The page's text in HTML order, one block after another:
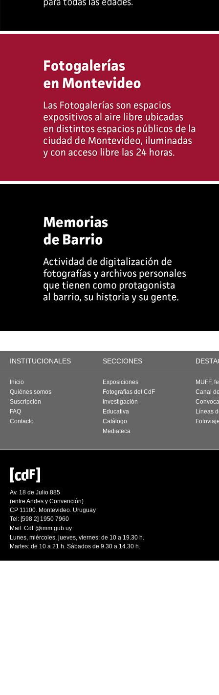
INSTITUCIONALES SECCIONES
Inicio
Quiénes somos
Suscripción
FAQ
Contacto
Exposiciones
Fotografías del CdF
Investigación
Educativa
Catálogo
Mediateca
MUFF,
Canal
Líneas
Av. 18 de Julio 885
(entre Andes y Convención)
CP 11100. Montevideo. Uruguay
Tel: [598 2] 1950 7960
Mail: CdF@imm.gub.uy
Lunes, miércoles, jueves, viernes: de 10 a 19.30 h.
Martes: de 10 a 21 h. Sábados de 9.30 a 14.30 h.